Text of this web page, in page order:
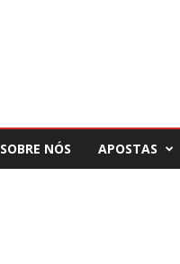
SOBRE NÓS APOSTAS